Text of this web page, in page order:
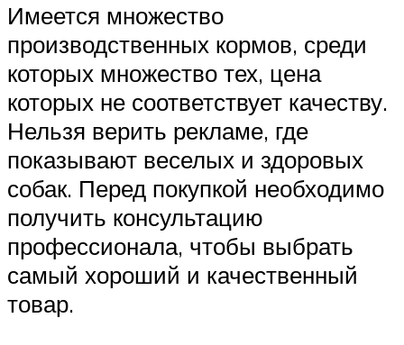
Имеется множество
производственных кормов, среди
которых множество тех, цена
которых не соответствует качеству.
Нельзя верить рекламе, где
показывают веселых и здоровых
собак. Перед покупкой необходимо
получить консультацию
профессионала, чтобы выбрать
самый хороший и качественный
товар.